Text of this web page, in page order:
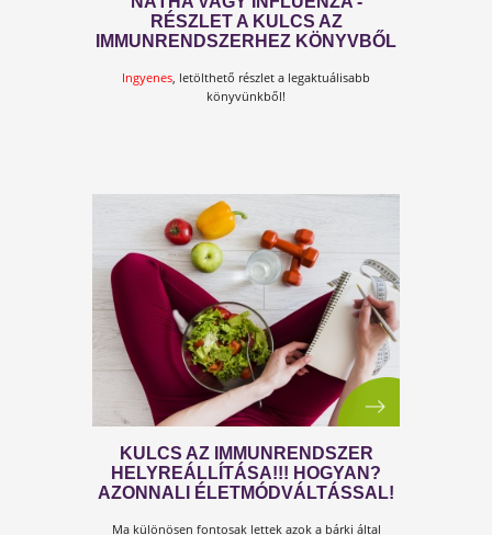
VÉGSŐ MEGOLDÁS A VÍRUSOK
ELLEN!
Azoknak, akiknek van fülük a hallásra, szemük a
látásra és agyuk a gondolkodásra!